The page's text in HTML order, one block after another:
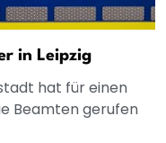
in Leipzig
hat für einen
Beamten gerufen